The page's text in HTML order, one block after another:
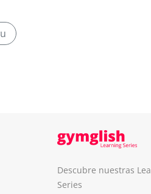
Descubre nuestras
Series